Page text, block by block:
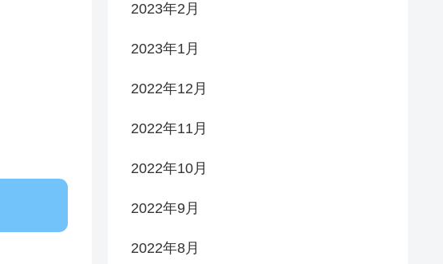
2023年2月
2023年1月
2022年12月
2022年11月
2022年10月
2022年9月
2022年8月